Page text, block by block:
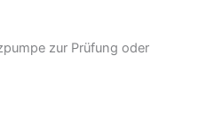
zur Prüfung oder